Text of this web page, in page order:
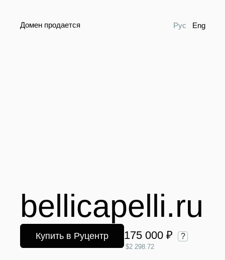
Домен продается Рус Eng
bellicapelli.ru
Купить в Руцентр 175 000 ₽ ?
$2 298.72